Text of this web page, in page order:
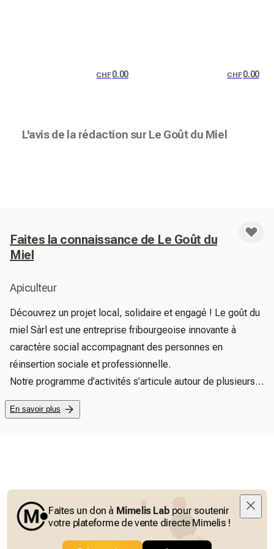
CHF0.00 CHF0.00
L'avis de la rédaction sur Le Goût du Miel
Faites la connaissance de Le Goût du
Miel
Apiculteur
Découvrez un projet local, solidaire et engagé ! Le goût du
miel Sàrl est une entreprise fribourgeoise innovante à
caractère social accompagnant des personnes en
réinsertion sociale et professionnelle.
Notre programme d’activités s’articule autour de plusieurs
pôles : l’univers fascinant de l’apiculture, la fabrication
artisanale de produits naturels de haute qualité, l’entretien
miel,  situés en bordures de forêts dans les villages de
Courtepin, Courtaman, Wallenried et Courtion.
En savoir plus
Faites un don à Mimelis Lab pour soutenir
votre plateforme de vente directe Mimelis !